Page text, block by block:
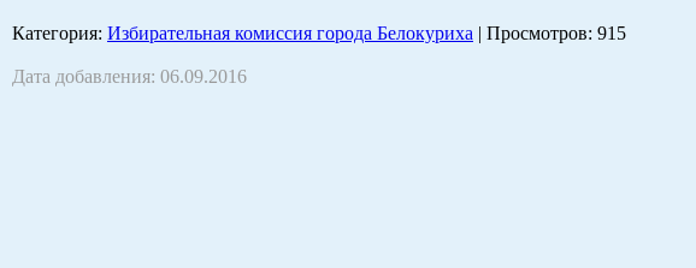
Категория: Избирательная комиссия города Белокуриха | Просмотров: 915
Дата добавления: 06.09.2016